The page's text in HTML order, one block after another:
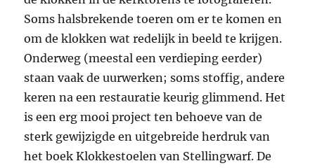
Soms halsbrekende toeren om er te komen en
om de klokken wat redelijk in beeld te krijgen.
Onderweg (meestal een verdieping eerder)
staan vaak de uurwerken; soms stoffig, andere
keren na een restauratie keurig glimmend. Het
is een erg mooi project ten behoeve van de
sterk gewijzigde en uitgebreide herdruk van
het boek Klokkestoelen van Stellingwarf. De